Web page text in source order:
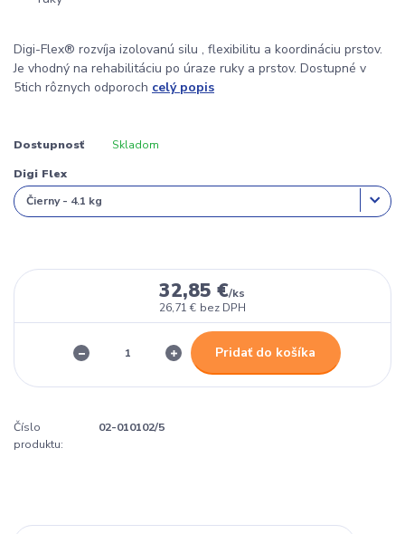
Digi-Flex® rozvíja izolovanú silu , flexibilitu a koordináciu prstov.
Je vhodný na rehabilitáciu po úraze ruky a prstov. Dostupné v
5tich rôznych odporoch celý popis
Dostupnosť Skladom
Digi Flex
32,85 €/ks
26,71 € bez DPH
Pridať do košíka
Číslo
produktu:
02-010102/5